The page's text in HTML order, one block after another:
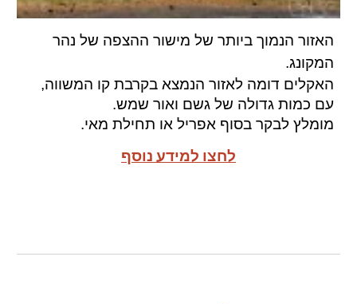
האזור הנמוך ביותר של מישור ההצפה של נהר
המקונג.
האקלים דומה לאזור הנמצא בקרבת קו המשווה,
עם כמות גדולה של גשם ואור שמש.
מומלץ לבקר בסוף אפריל או תחילת מאי.
לחצו למידע נוסף